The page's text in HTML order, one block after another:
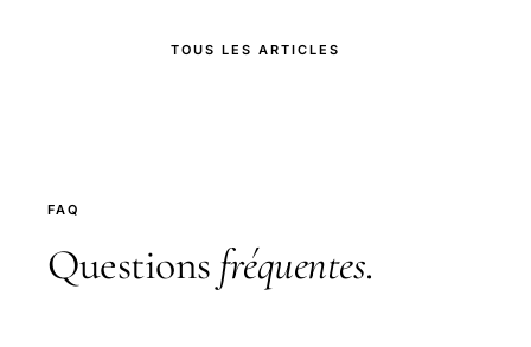
TOUS LES ARTICLES
FAQ
Questions fréquentes.